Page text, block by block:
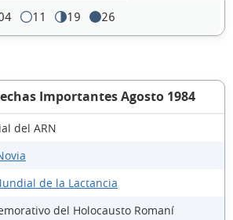
11 19 26
Importantes Agosto 1984
del ARN
de la Lactancia
del Holocausto Romaní